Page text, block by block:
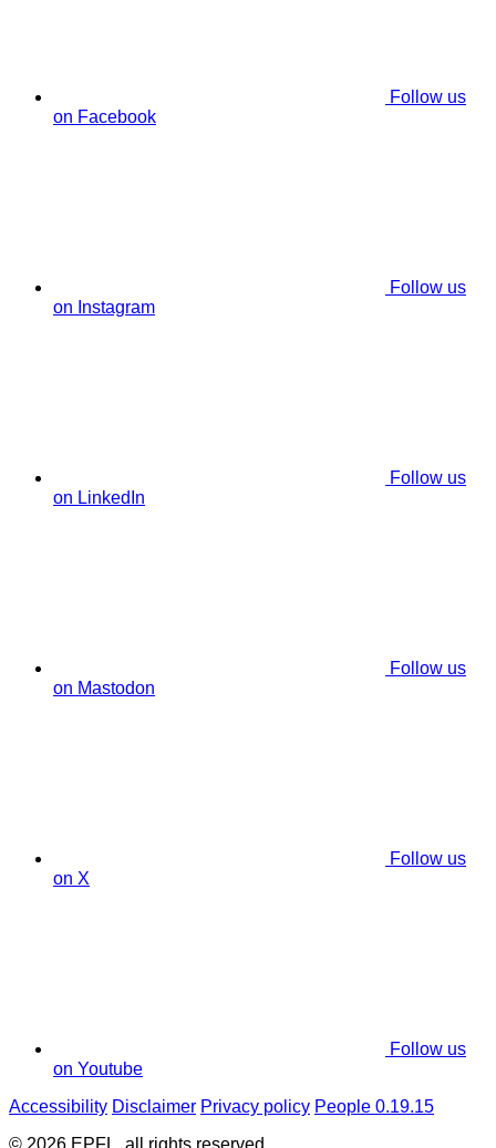
Follow us
on Facebook
Follow us
on Instagram
Follow us
on LinkedIn
Follow us
on Mastodon
Follow us
on X
Follow us
on Youtube
Accessibility Disclaimer Privacy policy People 0.19.15